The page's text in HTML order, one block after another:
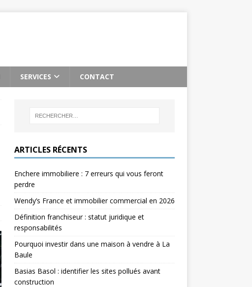
SERVICES CONTACT
ARTICLES RÉCENTS
Enchere immobiliere : 7 erreurs qui vous feront
perdre
Wendy’s France et immobilier commercial en 2026
Définition franchiseur : statut juridique et
responsabilités
Pourquoi investir dans une maison à vendre à La
Baule
Basias Basol : identifier les sites pollués avant
construction